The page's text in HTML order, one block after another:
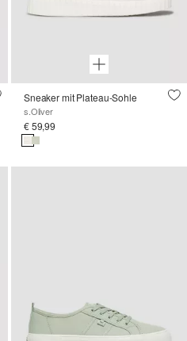
Sneaker mit Plateau-Sohle
s.Oliver
€ 59,99